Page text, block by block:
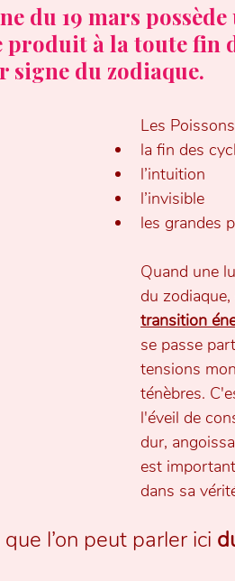
du 19 mars
produit à la toute fin
signe du zodiaque.
Les
la fin des
l’intuition
l’invisible
les grandes
Quand une
du
transition
se passe
tensions
ténèbres.
l'éveil de
dur,
est
dans sa
l’on peut parler ici